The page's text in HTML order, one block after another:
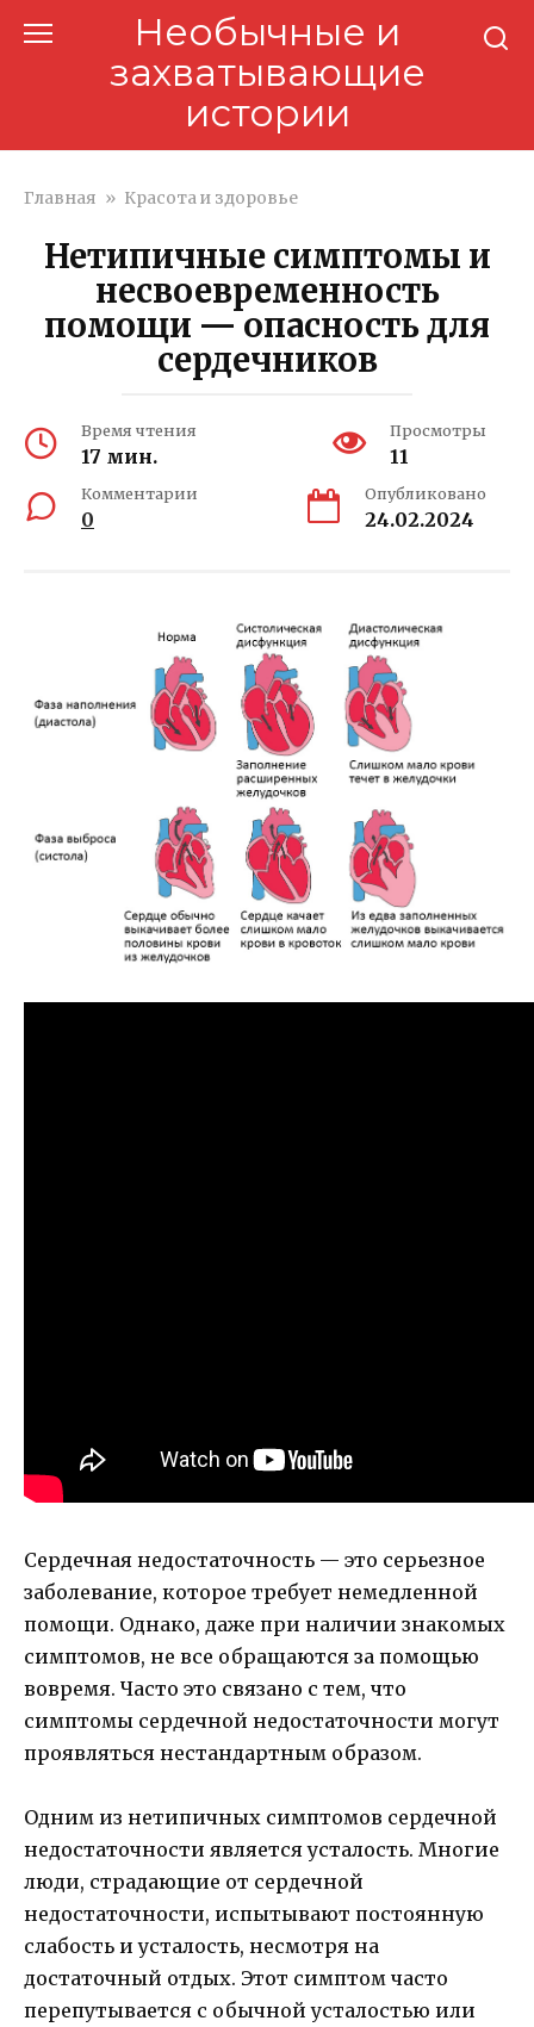
Необычные и
захватывающие
истории
Главная » Красота и здоровье
Нетипичные симптомы и
несвоевременность
помощи — опасность для
сердечников
Время чтения
17 мин.
Просмотры
11
Комментарии
0
Опубликовано
24.02.2024
Сердечная недостаточность — это серьезное
заболевание, которое требует немедленной
помощи. Однако, даже при наличии знакомых
симптомов, не все обращаются за помощью
вовремя. Часто это связано с тем, что
симптомы сердечной недостаточности могут
проявляться нестандартным образом.
Одним из нетипичных симптомов сердечной
недостаточности является усталость. Многие
люди, страдающие от сердечной
недостаточности, испытывают постоянную
слабость и усталость, несмотря на
достаточный отдых. Этот симптом часто
перепутывается с обычной усталостью или